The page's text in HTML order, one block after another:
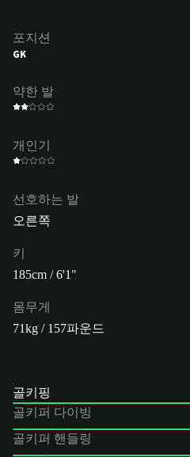
포지션
GK
약한 발
개인기
선호하는 발
오른쪽
키
185cm / 6'1"
몸무게
71kg / 157파운드
골키핑
골키퍼 다이빙
골키퍼 핸들링